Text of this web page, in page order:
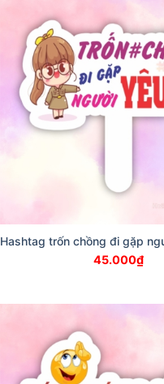
Hashtag trốn chồng đi gặp
45.000₫